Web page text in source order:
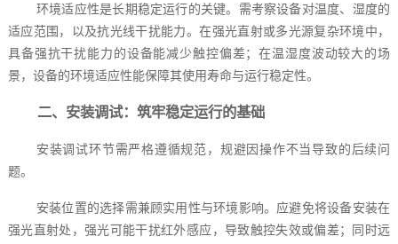
环境适应性是长期稳定运行的关键。需考察设备对温度、湿度的
适应范围，以及抗光线干扰能力。在强光直射或多光源复杂环境中，
具备强抗干扰能力的设备能减少触控偏差；在温湿度波动较大的场
景，设备的环境适应性能保障其使用寿命与运行稳定性。
二、安装调试：筑牢稳定运行的基础
安装调试环节需严格遵循规范，规避因操作不当导致的后续问
题。
安装位置的选择需兼顾实用性与环境影响。应避免将设备安装在
强光直射处，强光可能干扰红外感应，导致触控失效或偏差；同时远